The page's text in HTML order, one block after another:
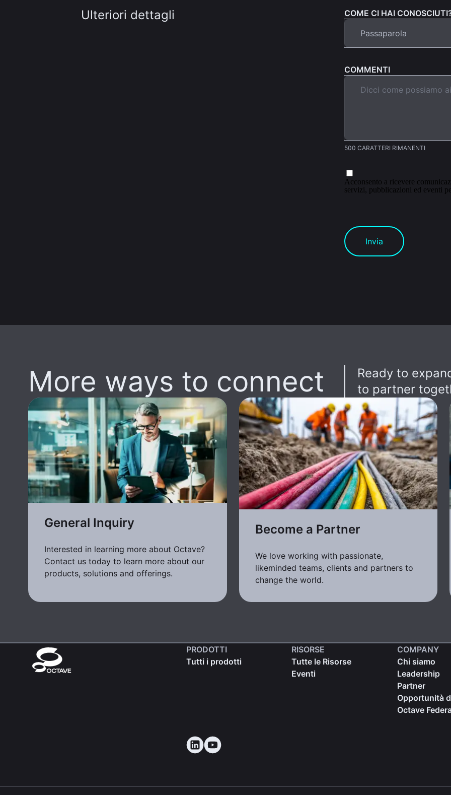
Ulteriori dettagli COME CI HAI
COMMENTI
500 CARATTERI RIMANENTI
Acconsento a ricevere
servizi, pubblicazioni ed eventi
Invia
More ways to connect
Ready to
to partner
General Inquiry
Interested in learning more about Octave?
Contact us today to learn more about our
products, solutions and offerings.
Become a Partner
We love working with passionate,
likeminded teams, clients and partners to
change the world.
PRODOTTI
Tutti i prodotti
RISORSE
Tutte le Risorse
Eventi
COMPANY
Chi siamo
Leadership
Partner
Opportunità
Octave